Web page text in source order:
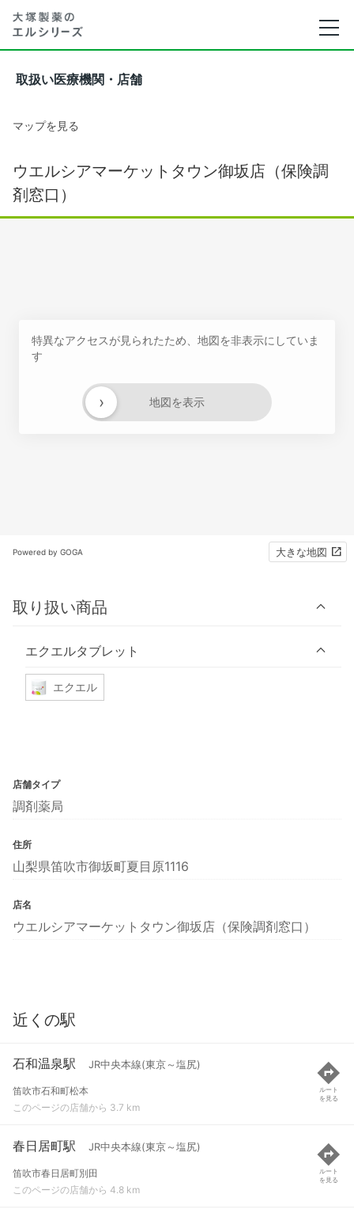
取扱い医療機関・店舗
マップを見る
ウエルシアマーケットタウン御坂店（保険調
剤窓口）
特異なアクセスが見られたため、地図を非表示にしていま
す
地図を表示
›
Powered by GOGA 大きな地図
取り扱い商品
エクエルタブレット
エクエル
店舗タイプ
調剤薬局
住所
山梨県笛吹市御坂町夏目原1116
店名
ウエルシアマーケットタウン御坂店（保険調剤窓口）
近くの駅
石和温泉駅 JR中央本線(東京～塩尻)
笛吹市石和町松本
このページの店舗から 3.7 km
ルート
を見る
春日居町駅 JR中央本線(東京～塩尻)
笛吹市春日居町別田
このページの店舗から 4.8 km
ルート
を見る